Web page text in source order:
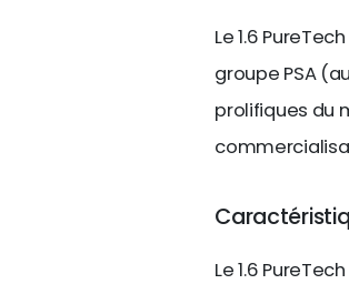
Le 1.6
groupe PSA
prolifiques du
Le 1.6